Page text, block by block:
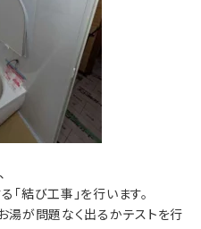
結び工事」を行います。
湯が問題なく出るかテストを行